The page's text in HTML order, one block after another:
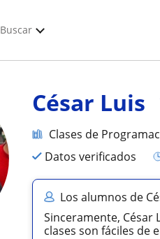
Buscar
César Luis
Clases de
Datos verificados
Los alumnos de
Sinceramente,
clases son fáciles de